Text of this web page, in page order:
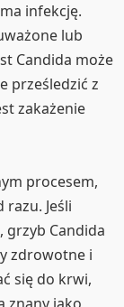
infekcję.
lub
Candida może
prześledzić z
zakażenie
procesem,
razu. Jeśli
grzyb Candida
zdrowotne i
się do krwi,